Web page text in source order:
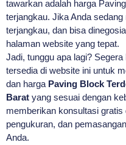
tawarkan adalah harga
terjangkau. Jika Anda
terjangkau, dan bisa
halaman website yang tepat.
Jadi, tunggu apa lagi?
tersedia di website ini untuk
dan harga Paving Block
Barat yang sesuai dengan
memberikan konsultasi gratis
pengukuran, dan
Anda.